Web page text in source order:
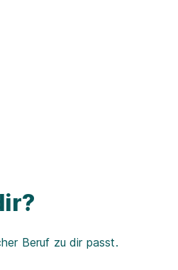
Beruf zu dir passt.